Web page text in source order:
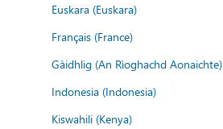
Euskara (Euskara)
Français (France)
Gàidhlig (An Rìoghachd Aonaichte)
Indonesia (Indonesia)
Kiswahili (Kenya)